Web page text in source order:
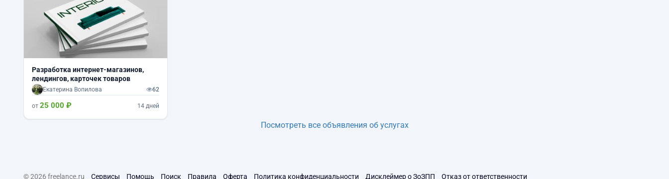
Разработка интернет-магазинов,
лендингов, карточек товаров
Екатерина Вопилова 62
от 25 000 ₽ 14 дней
Посмотреть все объявления об услугах
© 2026 freelance.ru Сервисы Помощь Поиск Правила Оферта Политика конфиденциальности Дисклеймер о ЗоЗПП Отказ от ответственности